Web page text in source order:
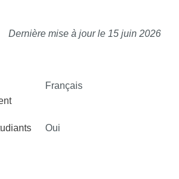
Dernière mise à jour le 15 juin 2026
Français
Oui